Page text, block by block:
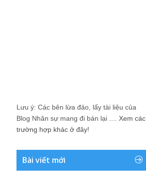
Lưu ý: Các bên lừa đảo, lấy tài liệu của
Blog Nhân sự mang đi bán lại .... Xem các
trường hợp khác ở đây!
Bài viết mới